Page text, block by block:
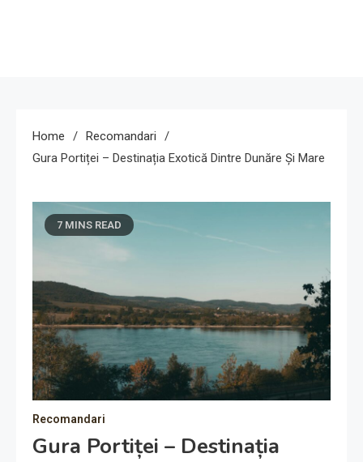
Home
Recomandari
Gura Portiței – Destinația Exotică Dintre Dunăre Și Mare
7 MINS READ
Recomandari
Gura Portiței – Destinația